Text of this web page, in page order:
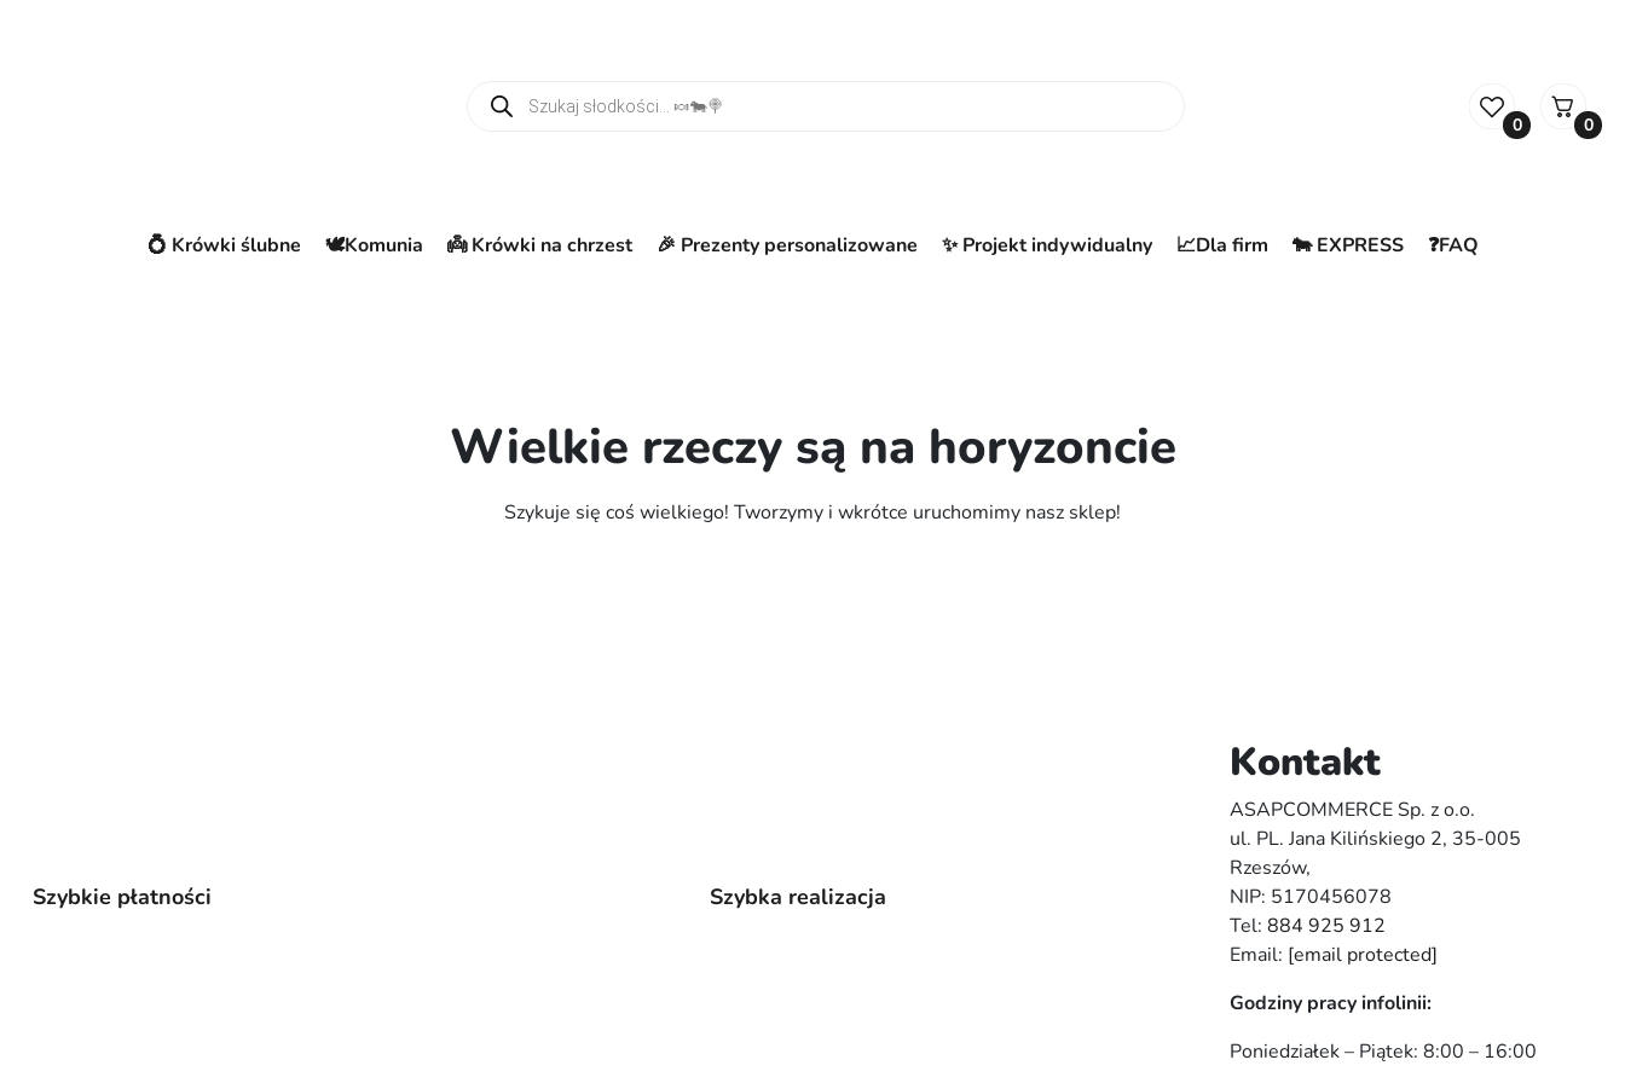
0 0
💍 Krówki ślubne 🕊️Komunia 👼 Krówki na chrzest 🎉 Prezenty personalizowane ✨ Projekt indywidualny 📈Dla firm 🐄 EXPRESS ❓FAQ
Wielkie rzeczy są na horyzoncie
Szykuje się coś wielkiego! Tworzymy i wkrótce uruchomimy nasz sklep!
Szybkie płatności Szybka realizacja
Kontakt
ASAPCOMMERCE Sp. z o.o.
ul. PL. Jana Kilińskiego 2, 35-005
Rzeszów,
NIP: 5170456078
Tel: 884 925 912
Email: [email protected]
Godziny pracy infolinii:
Poniedziałek – Piątek: 8:00 – 16:00